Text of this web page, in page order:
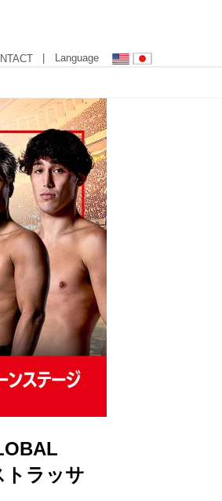
| Language
トラッサ